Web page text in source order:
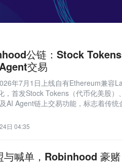
公链：Stock
交易
年7月1日上线自有Ethereum兼容
，首发Stock Tokens（代币化美股
AI Agent链上交易功能，标志着传
日 04:35
与喊单，Robinhood 豪